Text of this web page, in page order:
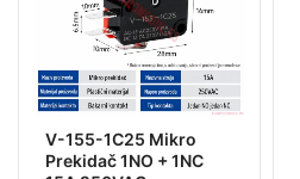
V-155-1C25 Mikro
Prekidač 1NO + 1NC